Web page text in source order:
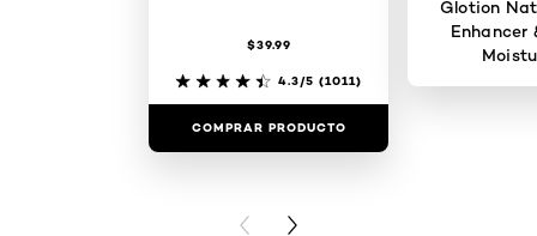
$39.99
4.3/5 (1011)
COMPRAR PRODUCTO
Glotion
Enhancer
PREVIOUS CARD
NEXT CARD